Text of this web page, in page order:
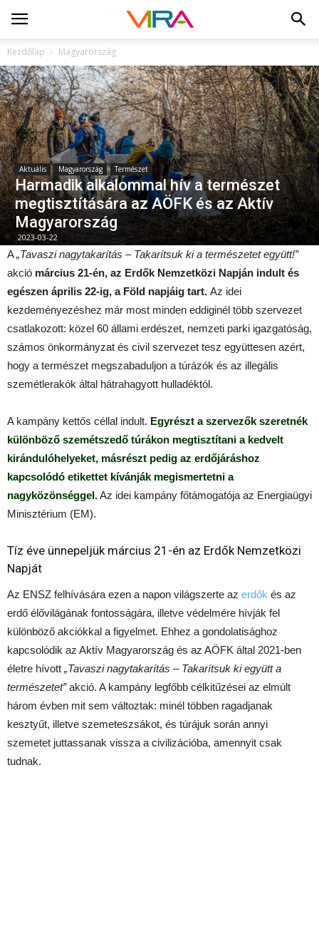
Kezdőlap Magyarország
Aktuális Magyarország Természet
Harmadik alkalommal hív a természet
megtisztítására az AÖFK és az Aktív
Magyarország
2023-03-22
A„Tavaszi nagytakarítás – Takarítsuk ki a természetet együtt!”
akció március 21-én, az Erdők Nemzetközi Napján indult és
egészen április 22-ig, a Föld napjáig tart. Az idei
kezdeményezéshez már most minden eddiginél több szervezet
csatlakozott: közel 60 állami erdészet, nemzeti parki igazgatóság,
számos önkormányzat és civil szervezet tesz együttesen azért,
hogy a természet megszabaduljon a túrázók és az illegális
szemétlerakók által hátrahagyott hulladéktól.
A kampány kettős céllal indult. Egyrészt a szervezők szeretnék
különböző szemétszedő túrákon megtisztítani a kedvelt
kirándulóhelyeket, másrészt pedig az erdőjáráshoz
kapcsolódó etikettet kívánják megismertetni a
nagyközönséggel.Az idei kampány főtámogatója az Energiaügyi
Minisztérium (EM).
Tíz éve ünnepeljük március 21-én az Erdők Nemzetközi
Napját
Az ENSZ felhívására ezen a napon világszerte az erdők és az
erdő élővilágának fontosságára, illetve védelmére hívják fel
különböző akciókkal a figyelmet. Ehhez a gondolatisághoz
kapcsolódik az Aktív Magyarország és az AÖFK által 2021-ben
életre hívott „Tavaszi nagytakarítás – Takarítsuk ki együtt a
természetet”akció. A kampány legfőbb célkitűzései az elmúlt
három évben mit sem változtak: minél többen ragadjanak
kesztyűt, illetve szemeteszsákot, és túrájuk során annyi
szemetet juttassanak vissza a civilizációba, amennyit csak
tudnak.